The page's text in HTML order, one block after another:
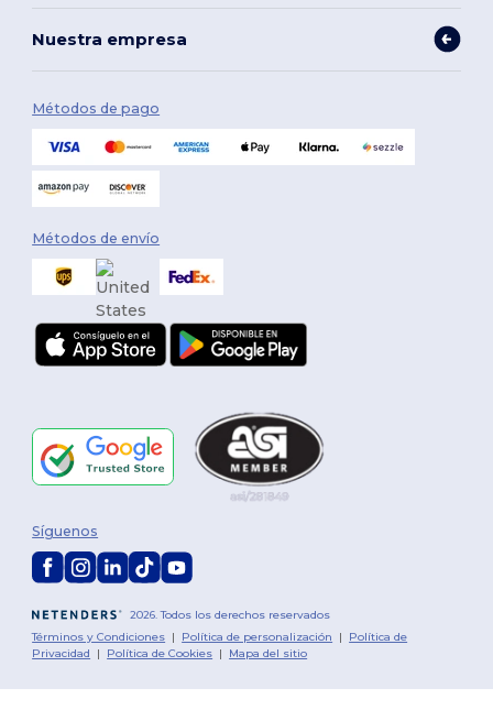
Nuestra empresa
Métodos de pago
Métodos de envío
2026. Todos los derechos reservados
Términos y Condiciones | Política de personalización | Política de
Privacidad | Política de Cookies | Mapa del sitio
Síguenos